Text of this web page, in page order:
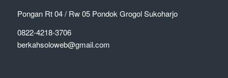
Pongan Rt 04 / Rw 05 Pondok Grogol Sukoharjo
0822-4218-3706
berkahsoloweb@gmail.com